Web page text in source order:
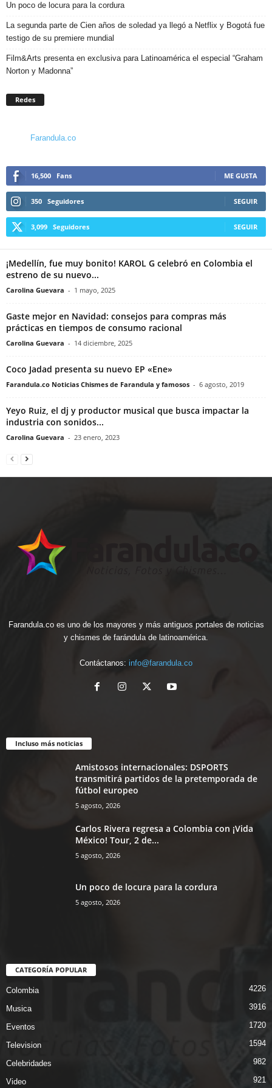
Un poco de locura para la cordura
La segunda parte de Cien años de soledad ya llegó a Netflix y Bogotá fue
testigo de su premiere mundial
Film&Arts presenta en exclusiva para Latinoamérica el especial “Graham
Norton y Madonna”
Redes
Farandula.co
16,500 Fans ME GUSTA
350 Seguidores SEGUIR
3,099 Seguidores SEGUIR
¡Medellín, fue muy bonito! KAROL G celebró en Colombia el
estreno de su nuevo...
Carolina Guevara - 1 mayo, 2025
Gaste mejor en Navidad: consejos para compras más
prácticas en tiempos de consumo racional
Carolina Guevara - 14 diciembre, 2025
Coco Jadad presenta su nuevo EP «Ene»
Farandula.co Noticias Chismes de Farandula y famosos - 6 agosto, 2019
Yeyo Ruiz, el dj y productor musical que busca impactar la
industria con sonidos...
Carolina Guevara - 23 enero, 2023
Farandula.co es uno de los mayores y más antiguos portales de noticias
y chismes de farándula de latinoamérica.
Contáctanos: info@farandula.co
Incluso más noticias
Amistosos internacionales: DSPORTS
transmitirá partidos de la pretemporada de
fútbol europeo
5 agosto, 2026
Carlos Rivera regresa a Colombia con ¡Vida
México! Tour, 2 de...
5 agosto, 2026
Un poco de locura para la cordura
5 agosto, 2026
CATEGORÍA POPULAR
Colombia 4226
Musica 3916
Eventos 1720
Television 1594
Celebridades 982
Video 921